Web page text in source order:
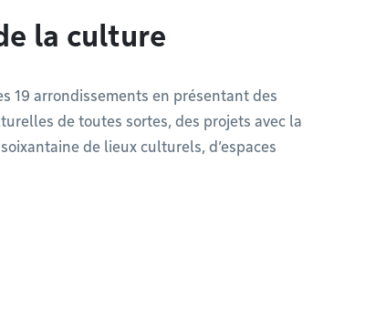
la culture
19 arrondissements en présentant des
de toutes sortes, des projets avec la
de lieux culturels, d’espaces